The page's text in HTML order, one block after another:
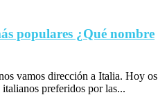
populares ¿Qué nombre
vamos dirección a Italia. Hoy os
preferidos por las...